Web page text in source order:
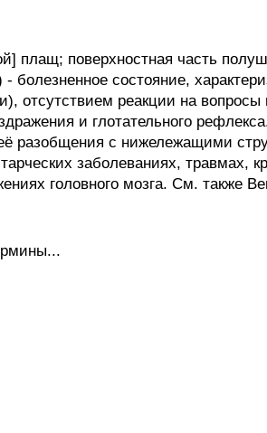
поверхностная часть
состояние,
отсутствием реакции на
и глотательного
разобщения с нижележащими
заболеваниях, травмах,
головного мозга. См. также